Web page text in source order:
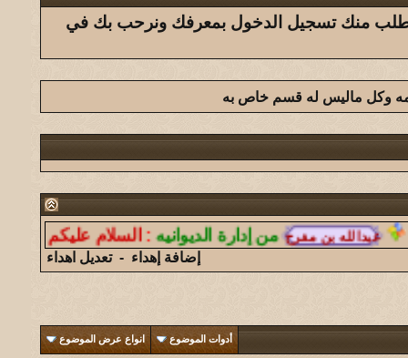
يتطلب منك تسجيل الدخول بمعرفك ونرحب بك في
وكل ماليس له قسم خاص به
من إدارة الديوانيه :السلام عليكم ورحمة
إضافة إهداء -تعديل اهداء
أدوات الموضوع انواع عرض الموضوع